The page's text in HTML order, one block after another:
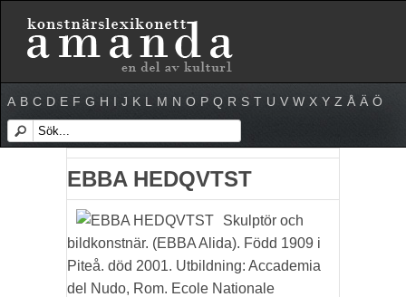
A B C D E F G H I J K L M N O P Q R S T U V W X Y Z Å Ä Ö
EBBA HEDQVTST
Skulptör och
bildkonstnär. (EBBA Alida). Född 1909 i
Piteå. död 2001. Utbildning: Accademia
del Nudo, Rom. Ecole Nationale